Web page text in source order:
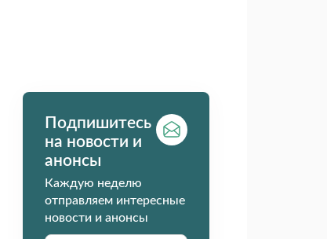
Подпишитесь
на новости и
анонсы
Каждую неделю
отправляем интересные
новости и анонсы